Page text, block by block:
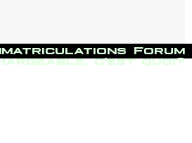
Forum
c'est quoi?